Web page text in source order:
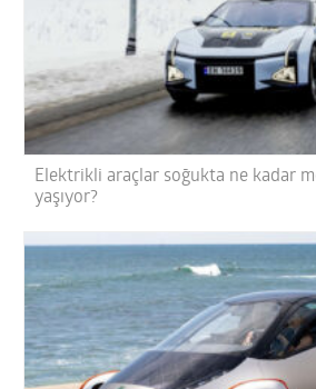
Elektrikli araçlar soğukta ne kadar
yaşıyor?